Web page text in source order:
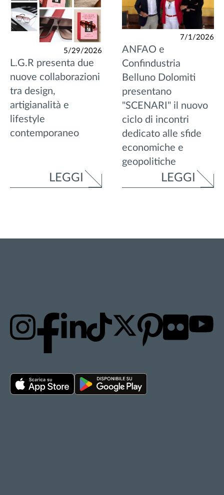
5/29/2026
L.G.R presenta due
nuove collaborazioni
tra design,
artigianalità e
lifestyle
contemporaneo
LEGGI
7/1/2026
ANFAO e
Confindustria
Belluno Dolomiti
presentano
"SCENARI" il nuovo
ciclo di incontri
dedicato alle sfide
economiche e
geopolitiche
LEGGI